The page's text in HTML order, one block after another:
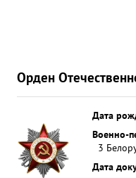
Орден
Дата
Военно-
3
Дата